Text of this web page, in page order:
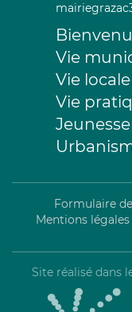
Vie
Vie locale
Vie
Jeunesse
Formulaire
Mentions légales
Site réalisé dans